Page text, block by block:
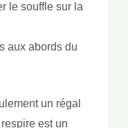
le souffle sur la
aux abords du
un régal
respire est un